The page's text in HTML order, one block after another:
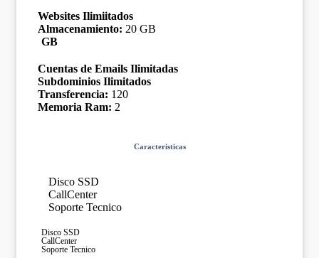
Websites Ilimiitados
Almacenamiento: 20 GB
GB
Cuentas de Emails Ilimitadas
Subdominios Ilimitados
Transferencia: 120
Memoria Ram: 2
Caracteristicas
Disco SSD
CallCenter
Soporte Tecnico
Disco SSD
CallCenter
Soporte Tecnico